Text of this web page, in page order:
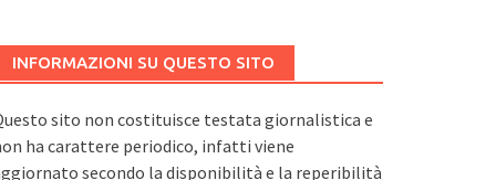
INFORMAZIONI SU QUESTO SITO
sito non costituisce testata giornalistica e
ha carattere periodico, infatti viene
secondo la disponibilità e la reperibilità